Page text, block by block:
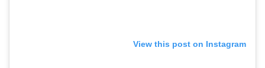
View this post on Instagram